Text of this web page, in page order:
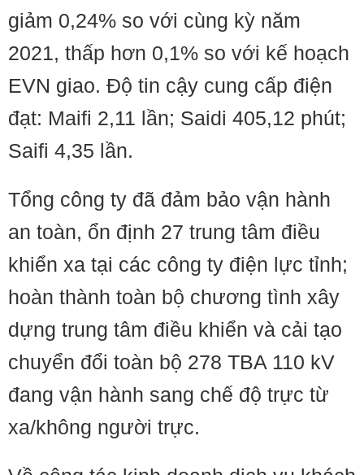
giảm 0,24% so với cùng kỳ năm
2021, thấp hơn 0,1% so với kế hoạch
EVN giao. Độ tin cậy cung cấp điện
đạt: Maifi 2,11 lần; Saidi 405,12 phút;
Saifi 4,35 lần.
Tổng công ty đã đảm bảo vận hành
an toàn, ổn định 27 trung tâm điều
khiển xa tại các công ty điện lực tỉnh;
hoàn thành toàn bộ chương tình xây
dựng trung tâm điều khiển và cải tạo
chuyển đổi toàn bộ 278 TBA 110 kV
đang vận hành sang chế độ trực từ
xa/không người trực.